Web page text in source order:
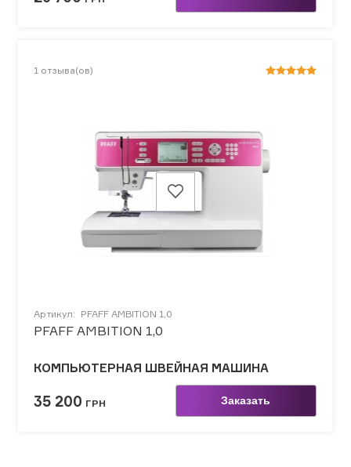
1 отзыва(ов)
Артикул: PFAFF AMBITION 1,0
PFAFF AMBITION 1,0
КОМПЬЮТЕРНАЯ ШВЕЙНАЯ МАШИНА
35 200 ГРН Заказать